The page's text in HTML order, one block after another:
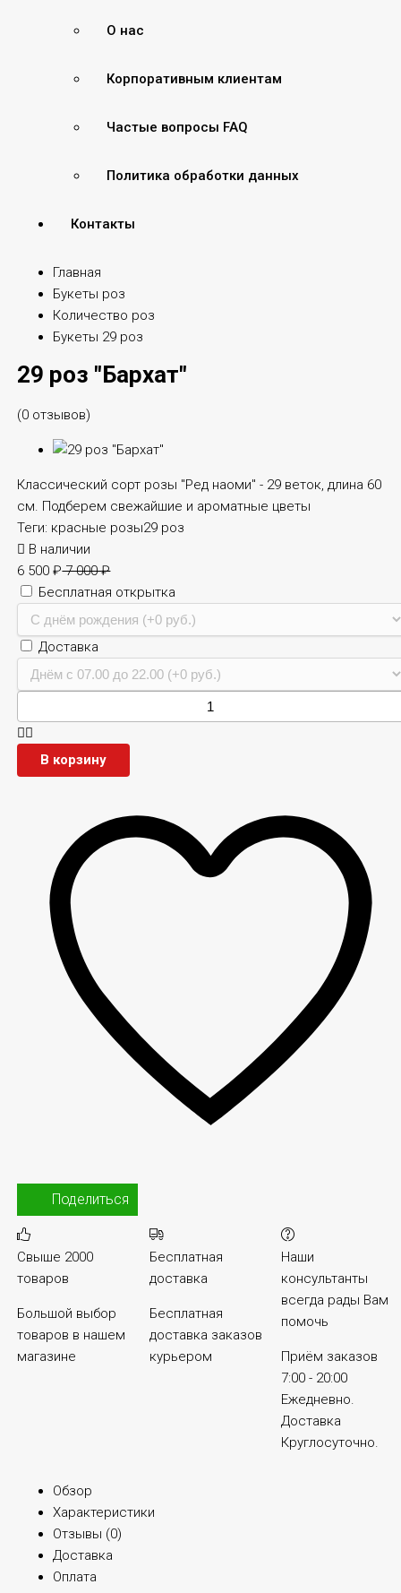
О нас
Корпоративным клиентам
Частые вопросы FAQ
Политика обработки данных
Контакты
Главная
Букеты роз
Количество роз
Букеты 29 роз
29 роз "Бархат"
(0 отзывов)
Классический сорт розы "Ред наоми" - 29 веток, длина 60
см. Подберем свежайшие и ароматные цветы
Теги: красные розы29 роз
В наличии
6 500₽7 000₽
Бесплатная открытка
Доставка
В корзину
Поделиться
Свыше 2000
товаров
Большой выбор
товаров в нашем
магазине
Бесплатная
доставка
Бесплатная
доставка заказов
курьером
Наши
консультанты
всегда рады Вам
помочь
Приём заказов
7:00 - 20:00
Ежедневно.
Доставка
Круглосуточно.
Обзор
Характеристики
Отзывы (0)
Доставка
Оплата